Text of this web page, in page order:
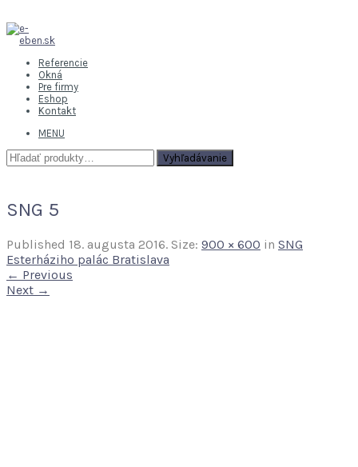
Referencie
Okná
Pre firmy
Eshop
Kontakt
MENU
Hľadať:
Vyhľadávanie
SNG 5
Published 18. augusta 2016. Size: 900 × 600 in SNG
Esterháziho palác Bratislava
← Previous
Next →